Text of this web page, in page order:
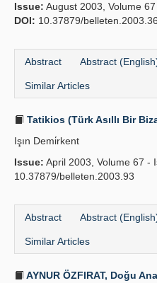
Issue: August 2003, Volume
DOI: 10.37879/
Abstract Abstract
Similar Articles
Tatikios (Türk Asıllı Bir
Işın Demi̇rkent
Issue: April 2003, Volume 67 -
10.37879/belleten.2003.93
Abstract Abstract
Similar Articles
AYNUR ÖZFIRAT, Doğu